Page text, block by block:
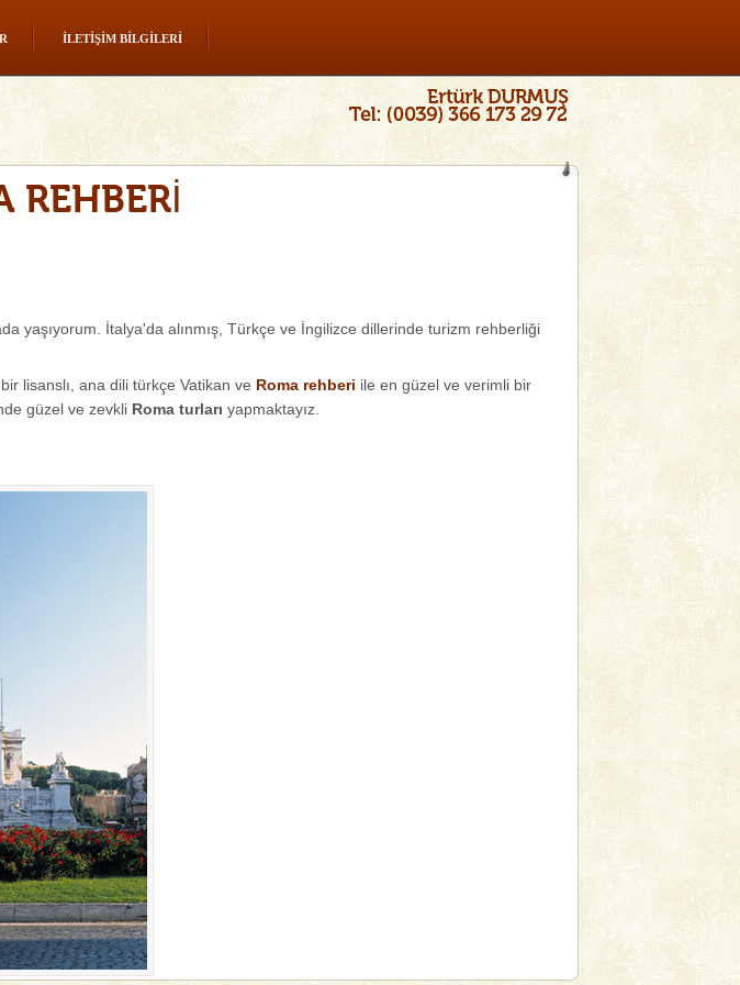
İLETIŞIM BILGILERI
REHBERI
yaşıyorum. İtalya'da alınmış, Türkçe ve İngilizce dillerinde turizm rehberliği
lisanslı, ana dili türkçe Vatikan ve Roma rehberi ile en güzel ve verimli bir
güzel ve zevkli Roma turları yapmaktayız.